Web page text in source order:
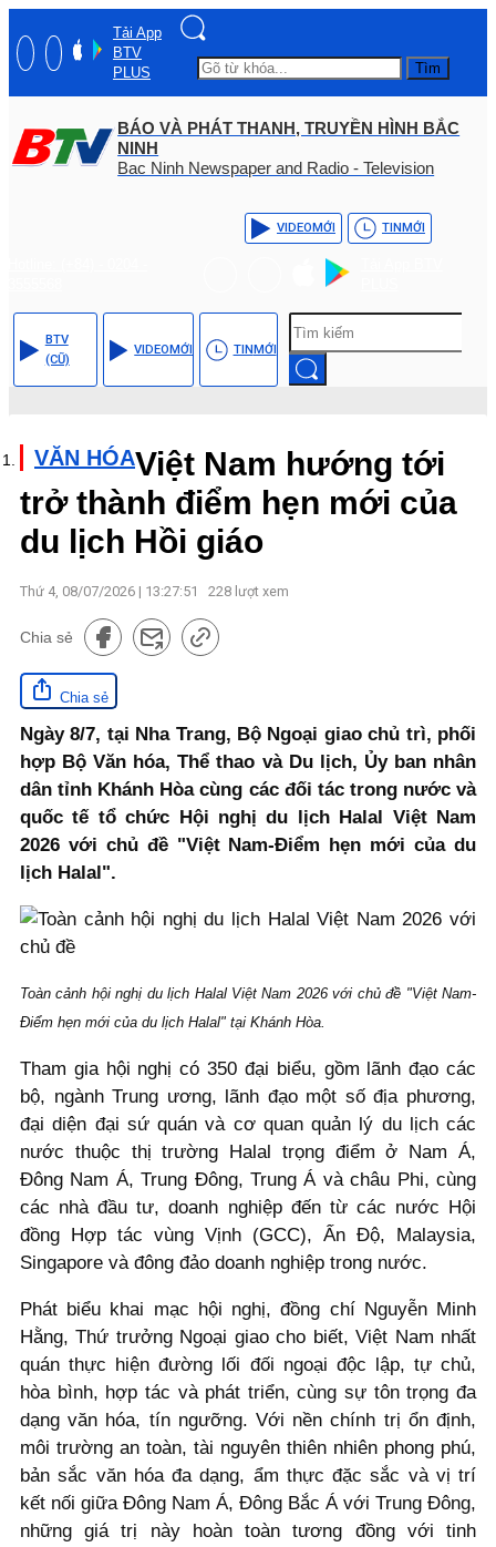
Tải App
BTV
PLUS
Tìm
BÁO VÀ PHÁT THANH, TRUYỀN HÌNH BẮC
NINH
Bac Ninh Newspaper and Radio - Television
VIDEOMỚI TINMỚI
BTV
(CŨ)
VIDEOMỚI TINMỚI
VĂN HÓAViệt Nam hướng tới
trở thành điểm hẹn mới của
du lịch Hồi giáo
Thứ 4, 08/07/2026 | 13:27:51 228 lượt xem
Chia sẻ
Chia sẻ
Ngày 8/7, tại Nha Trang, Bộ Ngoại giao chủ trì, phối
hợp Bộ Văn hóa, Thể thao và Du lịch, Ủy ban nhân
dân tỉnh Khánh Hòa cùng các đối tác trong nước và
quốc tế tổ chức Hội nghị du lịch Halal Việt Nam
2026 với chủ đề "Việt Nam-Điểm hẹn mới của du
lịch Halal".
Toàn cảnh hội nghị du lịch Halal Việt Nam 2026 với chủ đề "Việt Nam-
Điểm hẹn mới của du lịch Halal" tại Khánh Hòa.
Tham gia hội nghị có 350 đại biểu, gồm lãnh đạo các
bộ, ngành Trung ương, lãnh đạo một số địa phương,
đại diện đại sứ quán và cơ quan quản lý du lịch các
nước thuộc thị trường Halal trọng điểm ở Nam Á,
Đông Nam Á, Trung Đông, Trung Á và châu Phi, cùng
các nhà đầu tư, doanh nghiệp đến từ các nước Hội
đồng Hợp tác vùng Vịnh (GCC), Ấn Độ, Malaysia,
Singapore và đông đảo doanh nghiệp trong nước.
Phát biểu khai mạc hội nghị, đồng chí Nguyễn Minh
Hằng, Thứ trưởng Ngoại giao cho biết, Việt Nam nhất
quán thực hiện đường lối đối ngoại độc lập, tự chủ,
hòa bình, hợp tác và phát triển, cùng sự tôn trọng đa
dạng văn hóa, tín ngưỡng. Với nền chính trị ổn định,
môi trường an toàn, tài nguyên thiên nhiên phong phú,
bản sắc văn hóa đa dạng, ẩm thực đặc sắc và vị trí
kết nối giữa Đông Nam Á, Đông Bắc Á với Trung Đông,
những giá trị này hoàn toàn tương đồng với tinh